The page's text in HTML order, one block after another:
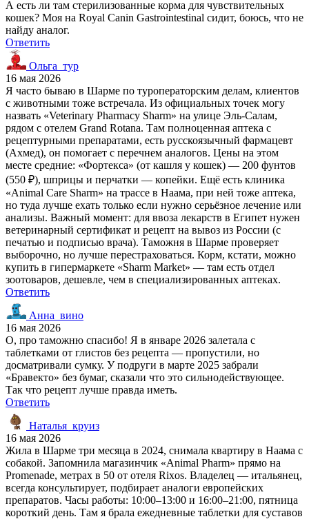
А есть ли там стерилизованные корма для чувствительных
кошек? Моя на Royal Canin Gastrointestinal сидит, боюсь, что не
найду аналог.
Ответить
Ольга_тур
16 мая 2026
Я часто бываю в Шарме по туроператорским делам, клиентов
с животными тоже встречала. Из официальных точек могу
назвать «Veterinary Pharmacy Sharm» на улице Эль-Салам,
рядом с отелем Grand Rotana. Там полноценная аптека с
рецептурными препаратами, есть русскоязычный фармацевт
(Ахмед), он помогает с перечнем аналогов. Цены на этом
месте средние: «Фортекса» (от кашля у кошек) — 200 фунтов
(550 ₽), шприцы и перчатки — копейки. Ещё есть клиника
«Animal Care Sharm» на трассе в Наама, при ней тоже аптека,
но туда лучше ехать только если нужно серьёзное лечение или
анализы. Важный момент: для ввоза лекарств в Египет нужен
ветеринарный сертификат и рецепт на вывоз из России (с
печатью и подписью врача). Таможня в Шарме проверяет
выборочно, но лучше перестраховаться. Корм, кстати, можно
купить в гипермаркете «Sharm Market» — там есть отдел
зоотоваров, дешевле, чем в специализированных аптеках.
Ответить
Анна_вино
16 мая 2026
О, про таможню спасибо! Я в январе 2026 залетала с
таблетками от глистов без рецепта — пропустили, но
досматривали сумку. У подруги в марте 2025 забрали
«Бравекто» без бумаг, сказали что это сильнодействующее.
Так что рецепт лучше правда иметь.
Ответить
Наталья_круиз
16 мая 2026
Жила в Шарме три месяца в 2024, снимала квартиру в Наама с
собакой. Запомнила магазинчик «Animal Pharm» прямо на
Promenade, метрах в 50 от отеля Rixos. Владелец — итальянец,
всегда консультирует, подбирает аналоги европейских
препаратов. Часы работы: 10:00–13:00 и 16:00–21:00, пятница
короткий день. Там я брала ежедневные таблетки для суставов